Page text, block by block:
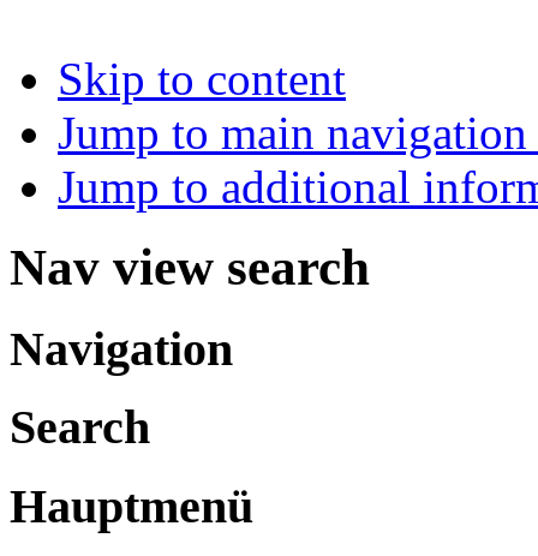
Skip to content
Jump to main
Jump to additional
Nav view search
Navigation
Search
Hauptmenü